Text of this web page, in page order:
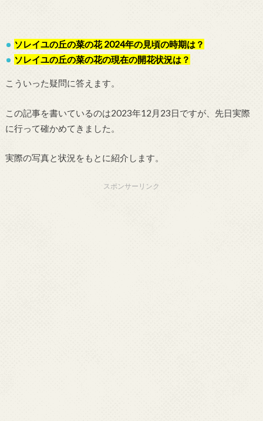
ソレイユの丘の菜の花 2024年の見頃の時期は？
ソレイユの丘の菜の花の現在の開花状況は？
こういった疑問に答えます。
この記事を書いているのは2023年12月23日ですが、先日実際
に行って確かめてきました。
実際の写真と状況をもとに紹介します。
スポンサーリンク